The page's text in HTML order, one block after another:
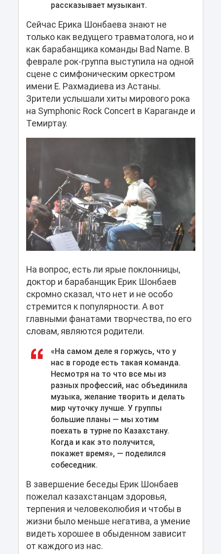
рассказывает музыкант.
Сейчас Ерика Шонбаева знают не
только как ведущего травматолога, но и
как барабанщика команды Bad Name. В
феврале рок-группа выступила на одной
сцене с симфоническим оркестром
имени Е. Рахмадиева из Астаны.
Зрители услышали хиты мирового рока
на Symphonic Rock Concert в Караганде и
Темиртау.
На вопрос, есть ли ярые поклонницы,
доктор и барабанщик Ерик Шонбаев
скромно сказал, что нет и не особо
стремится к популярности. А вот
главными фанатами творчества, по его
словам, являются родители.
«На самом деле я горжусь, что у
нас в городе есть такая команда.
Несмотря на то что все мы из
разных профессий, нас объединила
музыка, желание творить и делать
мир чуточку лучше. У группы
большие планы — мы хотим
поехать в турне по Казахстану.
Когда и как это получится,
покажет время», — поделился
собеседник.
В завершение беседы Ерик Шонбаев
пожелал казахстанцам здоровья,
терпения и человеколюбия и чтобы в
жизни было меньше негатива, а умение
видеть хорошее в обыденном зависит
от каждого из нас.